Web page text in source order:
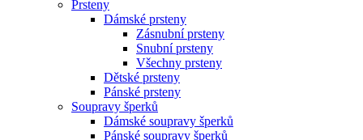
Prsteny
Dámské prsteny
Zásnubní prsteny
Snubní prsteny
Všechny prsteny
Dětské prsteny
Pánské prsteny
Soupravy šperků
Dámské soupravy šperků
Pánské soupravy šperků